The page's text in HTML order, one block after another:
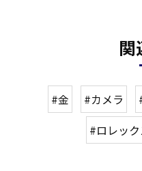
関
#金 #カメラ
#ロレッ